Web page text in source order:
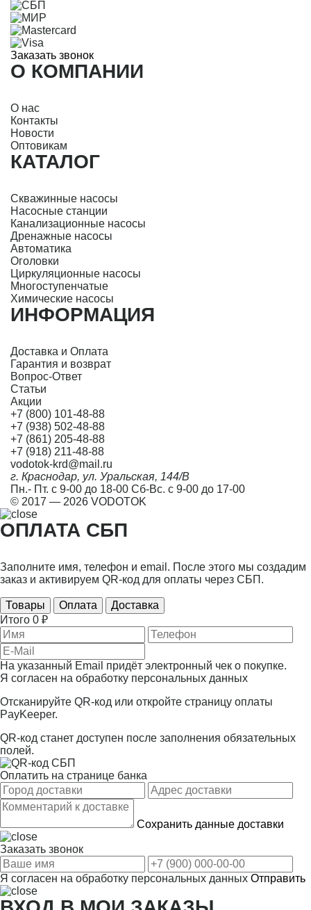
Заказать звонок
О КОМПАНИИ
О нас
Контакты
Новости
Оптовикам
КАТАЛОГ
Скважинные насосы
Насосные станции
Канализационные насосы
Дренажные насосы
Автоматика
Оголовки
Циркуляционные насосы
Многоступенчатые
Химические насосы
ИНФОРМАЦИЯ
Доставка и Оплата
Гарантия и возврат
Вопрос-Ответ
Статьи
Акции
+7 (800) 101-48-88
+7 (938) 502-48-88
+7 (861) 205-48-88
+7 (918) 211-48-88
vodotok-krd@mail.ru
г. Краснодар, ул. Уральская, 144/В
Пн.- Пт. с 9-00 до 18-00 Сб-Вс. с 9-00 до 17-00
© 2017 — 2026 VODOTOK
ОПЛАТА СБП
Заполните имя, телефон и email. После этого мы создадим
заказ и активируем QR-код для оплаты через СБП.
Товары Оплата
Доставка
Итого 0 ₽
На указанный Email придёт электронный чек о покупке.
Я согласен на обработку персональных данных
Отсканируйте QR-код или откройте страницу оплаты
PayKeeper.
QR-код станет доступен после заполнения обязательных
полей.
Оплатить на странице банка
Сохранить данные доставки
Заказать звонок
Я согласен на обработку персональных данных Отправить